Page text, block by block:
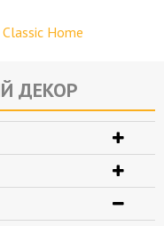
Home
Home
ДЕКОР